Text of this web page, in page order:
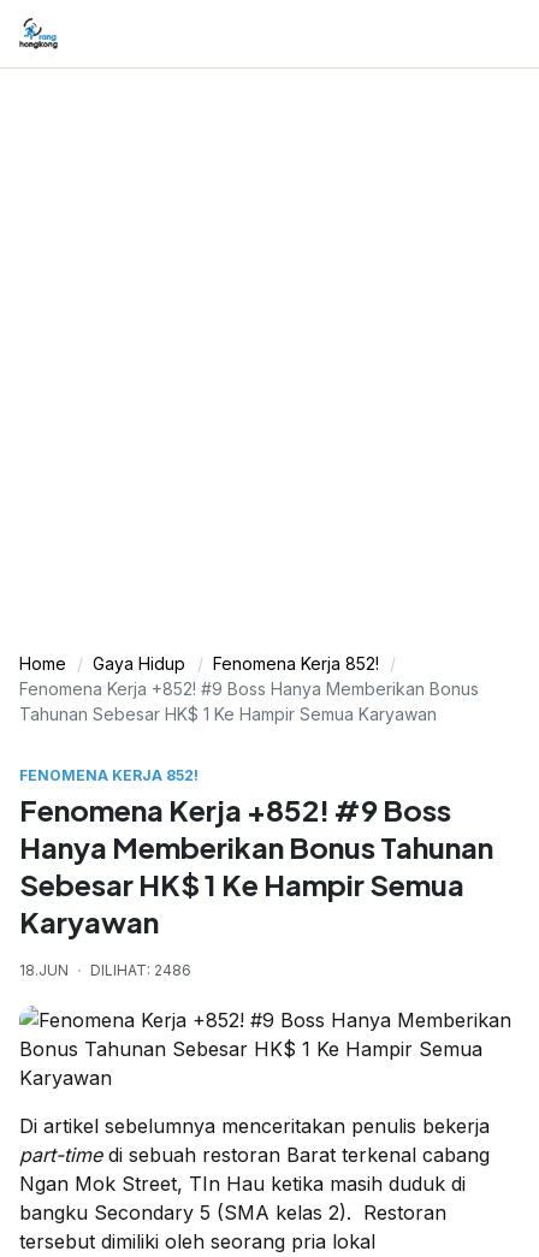
Home Gaya Hidup
Fenomena Kerja 852!
Fenomena Kerja +852! #9 Boss Hanya Memberikan Bonus
Tahunan Sebesar HK$ 1 Ke Hampir Semua Karyawan
FENOMENA KERJA 852!
Fenomena Kerja +852! #9 Boss
Hanya Memberikan Bonus Tahunan
Sebesar HK$ 1 Ke Hampir Semua
Karyawan
18.JUN DILIHAT: 2486
Di artikel sebelumnya menceritakan penulis bekerja
part-timedi sebuah restoran Barat terkenal cabang
Ngan Mok Street, TIn Hau ketika masih duduk di
bangku Secondary 5 (SMA kelas 2). Restoran
tersebut dimiliki oleh seorang pria lokal